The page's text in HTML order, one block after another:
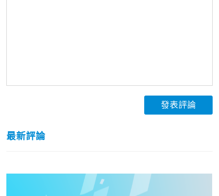
發表評論
最新評論